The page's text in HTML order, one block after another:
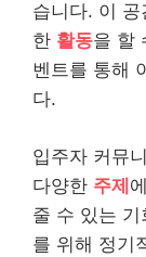
습니다. 이
한 활동을 할
벤트를 통해
다.
입주자 커뮤
다양한 주제
줄 수 있는
를 위해 정기